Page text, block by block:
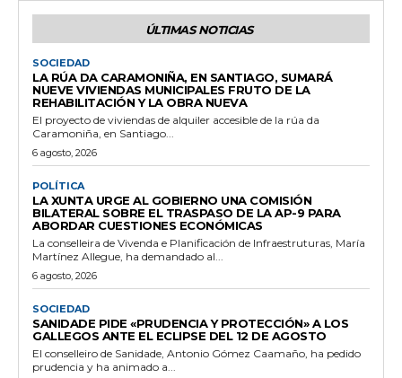
ÚLTIMAS NOTICIAS
SOCIEDAD
LA RÚA DA CARAMONIÑA, EN SANTIAGO, SUMARÁ
NUEVE VIVIENDAS MUNICIPALES FRUTO DE LA
REHABILITACIÓN Y LA OBRA NUEVA
El proyecto de viviendas de alquiler accesible de la rúa da
Caramoniña, en Santiago...
6 agosto, 2026
POLÍTICA
LA XUNTA URGE AL GOBIERNO UNA COMISIÓN
BILATERAL SOBRE EL TRASPASO DE LA AP-9 PARA
ABORDAR CUESTIONES ECONÓMICAS
La conselleira de Vivenda e Planificación de Infraestruturas, María
Martínez Allegue, ha demandado al...
6 agosto, 2026
SOCIEDAD
SANIDADE PIDE «PRUDENCIA Y PROTECCIÓN» A LOS
GALLEGOS ANTE EL ECLIPSE DEL 12 DE AGOSTO
El conselleiro de Sanidade, Antonio Gómez Caamaño, ha pedido
prudencia y ha animado a...